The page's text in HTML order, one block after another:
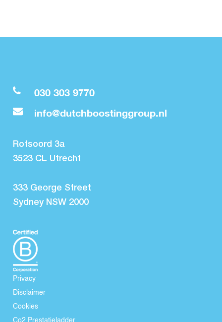
030 303 9770
info@dutchboostinggroup.nl
Rotsoord 3a
3523 CL Utrecht
333 George Street
Sydney NSW 2000
Privacy
Disclaimer
Cookies
Co2 Prestatieladder